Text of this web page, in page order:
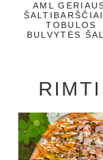
AML
TOBULOS
BULVYTĖS